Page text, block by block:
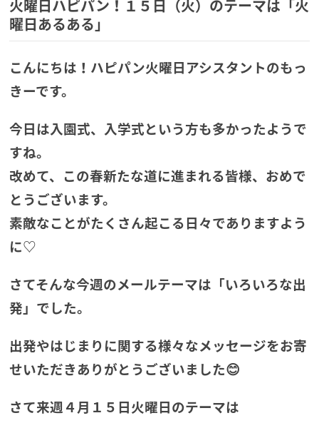
火曜日ハピパン！１５日（火）のテーマは「火
曜日あるある」
こんにちは！ハピパン火曜日アシスタントのもっ
きーです。
今日は入園式、入学式という方も多かったようで
すね。
改めて、この春新たな道に進まれる皆様、おめで
とうございます。
素敵なことがたくさん起こる日々でありますよう
に♡
さてそんな今週のメールテーマは「いろいろな出
発」でした。
出発やはじまりに関する様々なメッセージをお寄
せいただきありがとうございました😊
さて来週４月１５日火曜日のテーマは